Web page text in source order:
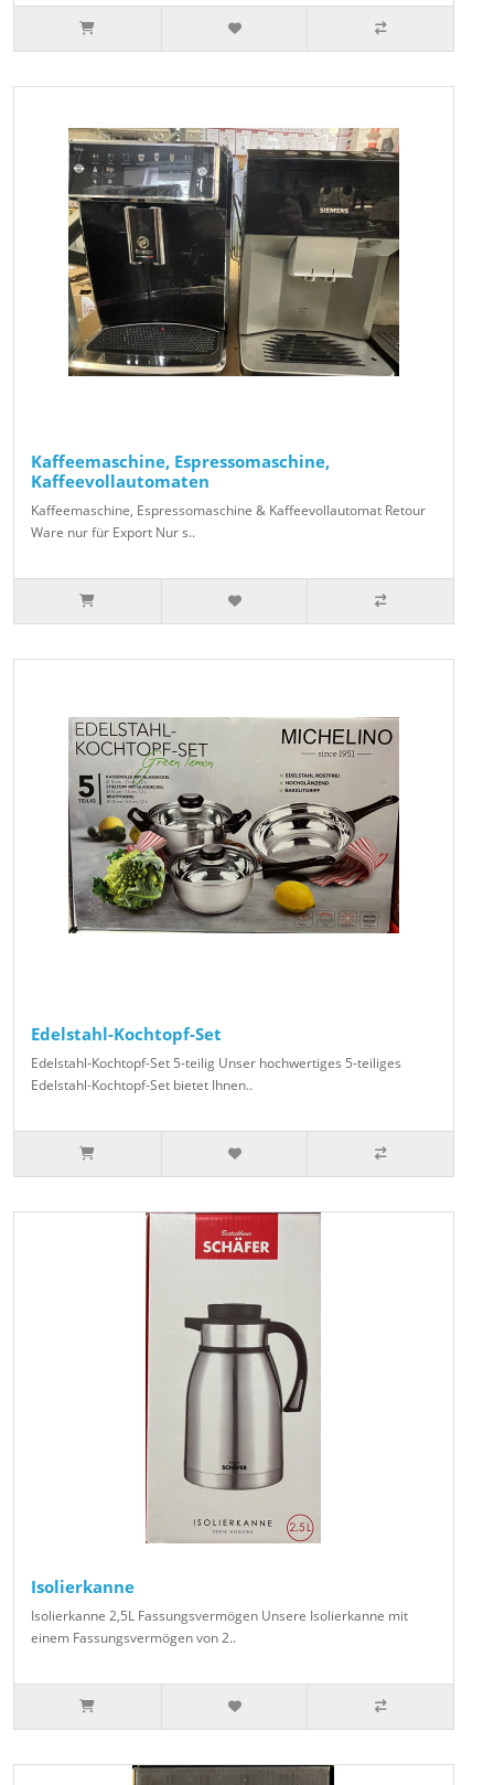
Kaffeemaschine, Espressomaschine,
Kaffeevollautomaten
Kaffeemaschine, Espressomaschine & Kaffeevollautomat Retour
Ware nur für Export Nur s..
Edelstahl-Kochtopf-Set
Edelstahl-Kochtopf-Set 5-teilig Unser hochwertiges 5-teiliges
Edelstahl-Kochtopf-Set bietet Ihnen..
Isolierkanne
Isolierkanne 2,5L Fassungsvermögen Unsere Isolierkanne mit
einem Fassungsvermögen von 2..